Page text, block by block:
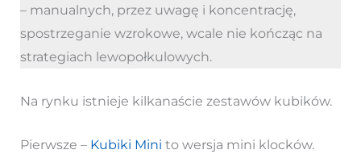
– manualnych, przez uwagę i koncentrację,
spostrzeganie wzrokowe, wcale nie kończąc na
strategiach lewopołkulowych.
Na rynku istnieje kilkanaście zestawów kubików.
Pierwsze – Kubiki Mini to wersja mini klocków.